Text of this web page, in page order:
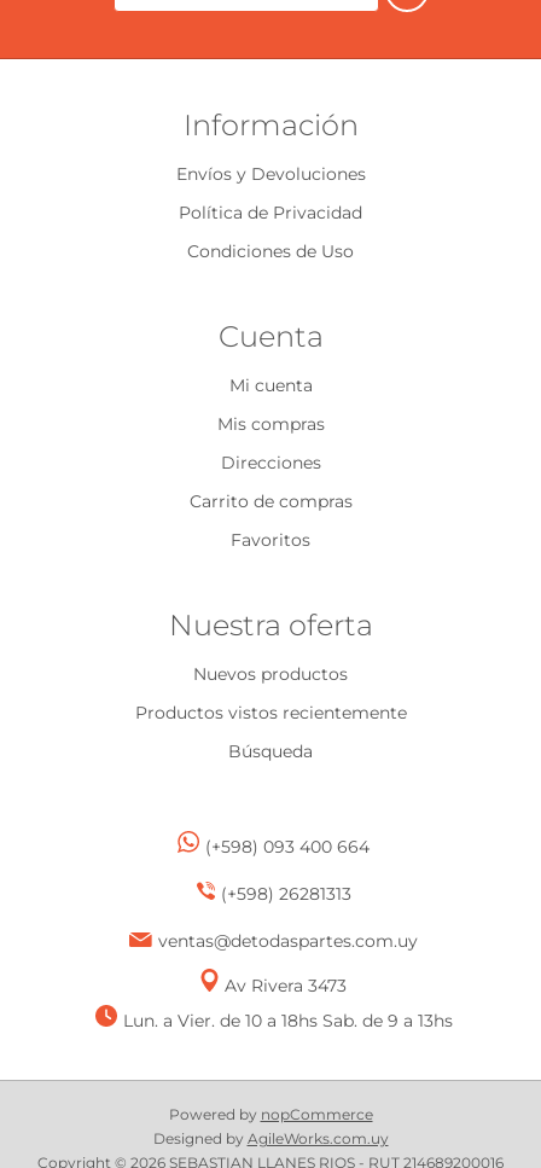
Información
Envíos y Devoluciones
Política de Privacidad
Condiciones de Uso
Cuenta
Mi cuenta
Mis compras
Direcciones
Carrito de compras
Favoritos
Nuestra oferta
Nuevos productos
Productos vistos recientemente
Búsqueda
(+598) 093 400 664
(+598) 26281313
ventas@detodaspartes.com.uy
Av Rivera 3473
Lun. a Vier. de 10 a 18hs Sab. de 9 a 13hs
Powered by nopCommerce
Designed by AgileWorks.com.uy
Copyright © 2026 SEBASTIAN LLANES RIOS - RUT 214689200016